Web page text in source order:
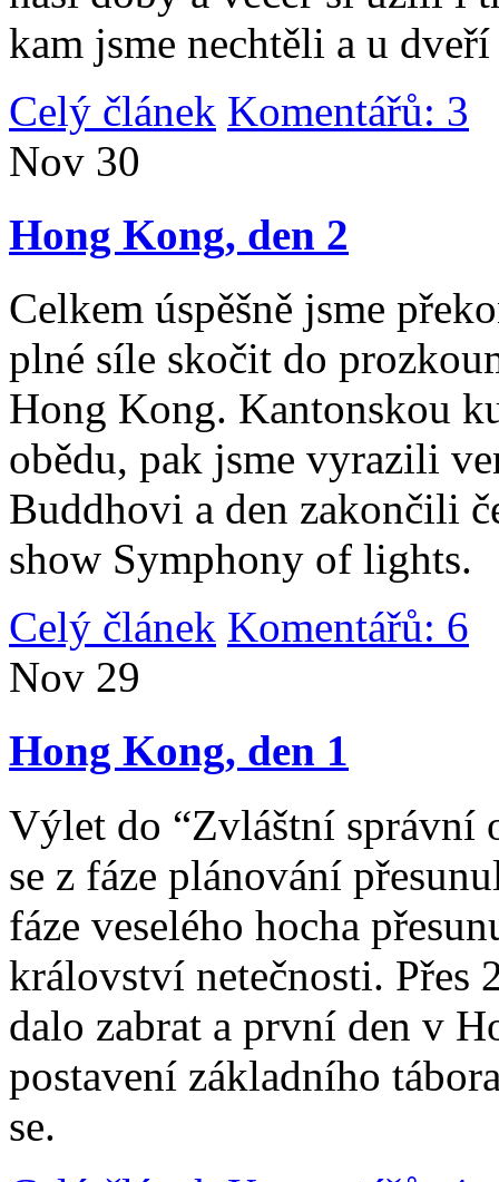
kam jsme nechtěli a u
Celý článek Komentářů: 3
Nov 30
Hong Kong, den 2
Celkem úspěšně jsme
plné síle skočit do
Hong Kong. Kantonskou
obědu, pak jsme vyrazili
Buddhovi a den zakončili
show Symphony of lights.
Celý článek Komentářů: 6
Nov 29
Hong Kong, den 1
Výlet do “Zvláštní správní
se z fáze plánování
fáze veselého hocha
království netečnosti. Přes
dalo zabrat a první den v
postavení základního
se.